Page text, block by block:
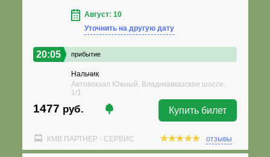
Август: 10
Уточнить на другую дату
20:05 прибытие
Нальчик
Автовокзал Южный, Владикавказское шоссе,
1/1
1477 руб. Купить билет
КМВ ПАРТНЕР - СЕРВИС отзывы